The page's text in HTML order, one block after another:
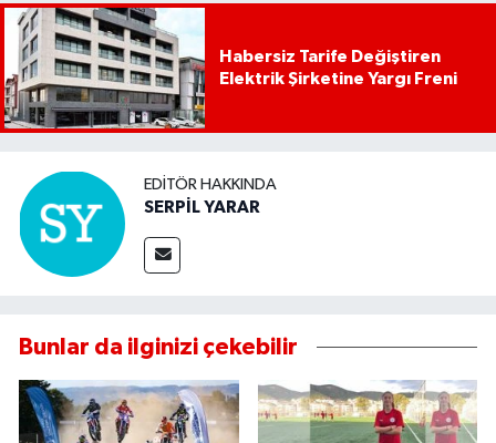
Habersiz Tarife Değiştiren
Elektrik Şirketine Yargı Freni
EDITÖR HAKKINDA
SERPİL YARAR
Bunlar da ilginizi çekebilir